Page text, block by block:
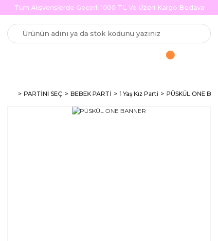
Tüm Alışverişlerde Geçerli 1000 TL Ve Üzeri Kargo Bedava
PARTİNİ SEÇ BEBEK PARTİ 1 Yaş Kız Parti PÜSKÜL ONE